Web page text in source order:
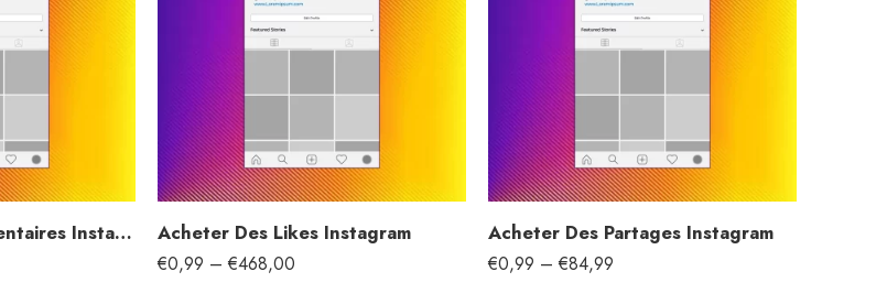
Acheter des Commentaires Instagram Acheter Des Likes Instagram
€0,99 – €468,00
Acheter Des Partages Instagram
€0,99 – €84,99